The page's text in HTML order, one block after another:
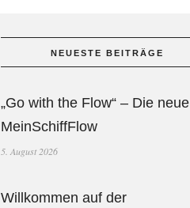
NEUESTE BEITRÄGE
„Go with the Flow“ – Die neue
MeinSchiffFlow
5. August 2026
Willkommen auf der